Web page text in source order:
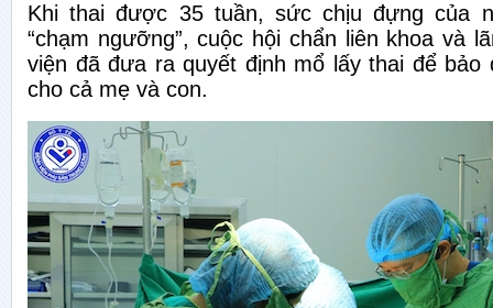
Khi thai được 35 tuần, sức chịu đựng của
“chạm ngưỡng”, cuộc hội chẩn liên khoa và
viện đã đưa ra quyết định mổ lấy thai để bảo
cho cả mẹ và con.